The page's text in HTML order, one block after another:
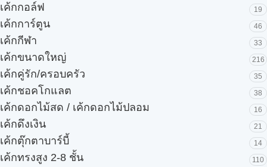
เค้กกอล์ฟ 19
เค้กการ์ตูน 46
เค้กกีฬา 33
เค้กขนาดใหญ่ 216
เค้กคู่รัก/ครอบครัว 35
เค้กชอคโกแลต 38
เค้กดอกไม้สด / เค้กดอกไม้ปลอม 16
เค้กดึงเงิน 21
เค้กตุ๊กตาบาร์บี้ 14
เค้กทรงสูง 2-8 ชั้น 110